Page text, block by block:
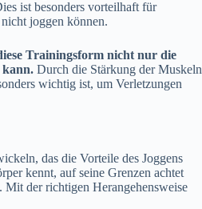
ist besonders vorteilhaft für
joggen können.
Trainingsform nicht nur die
kann. Durch die Stärkung der Muskeln
wichtig ist, um Verletzungen
das die Vorteile des Joggens
kennt, auf seine Grenzen achtet
Mit der richtigen Herangehensweise